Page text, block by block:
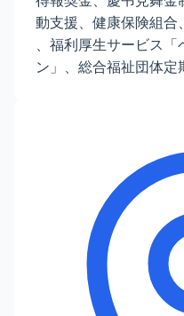
動支援、健康保険組合
、福利厚生サービス
ン」、総合福祉団体定